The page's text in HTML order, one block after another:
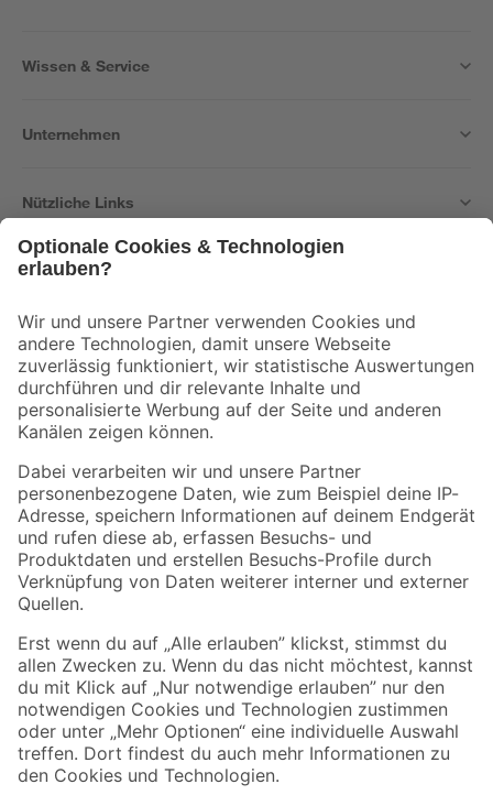
Wissen & Service
Unternehmen
Nützliche Links
Der toom Newsletter: Keine Angebote und Aktionen mehr verpassen!
Zur Newsletter Anmeldung
Folge uns
Zahlungsarten Versandarten
Sicher einkaufen
Jetzt die toom-App herunterladen